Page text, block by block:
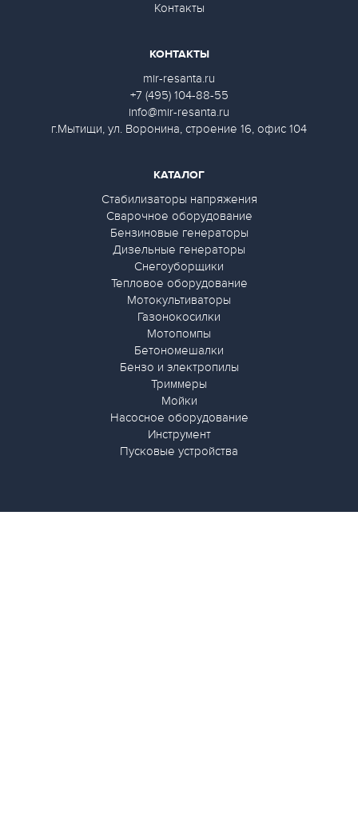
Контакты
КАТАЛОГ
Стабилизаторы напряжения
Сварочное оборудование
Бензиновые генераторы
Дизельные генераторы
Снегоуборщики
Тепловое оборудование
Мотокультиваторы
Газонокосилки
Мотопомпы
Бетономешалки
Бензо и электропилы
Триммеры
Мойки
Насосное оборудование
Инструмент
Пусковые устройства
КОНТАКТЫ
mir-resanta.ru
+7 (495) 104-88-55
info@mir-resanta.ru
г.Мытищи, ул. Воронина, строение 16, офис 104